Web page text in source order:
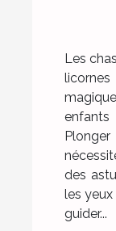
Les
des
les
guider...